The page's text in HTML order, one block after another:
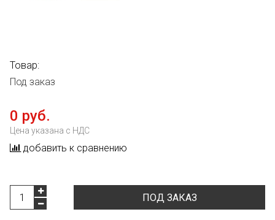
Товар:
Под заказ
0 руб.
Цена указана с НДС
добавить к сравнению
ПОД ЗАКАЗ